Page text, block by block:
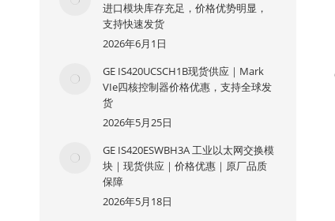
进口模块库存充足，价格优势明显，
支持快速发货
2026年6月1日
GE IS420UCSCH1B现货供应｜Mark
VIe四核控制器价格优惠，支持全球发
货
2026年5月25日
GE IS420ESWBH3A 工业以太网交换模
块｜现货供应｜价格优惠｜原厂品质
保障
2026年5月18日